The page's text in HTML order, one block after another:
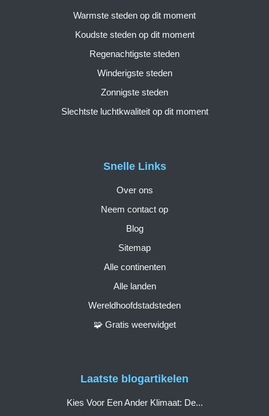
Snelle Links
Over ons
Neem contact op
Blog
Sitemap
Alle continenten
Alle landen
Wereldhoofdstadsteden
🧩 Gratis weerwidget
Warmste steden op dit moment
Koudste steden op dit moment
Regenachtigste steden
Winderigste steden
Zonnigste steden
Slechtste luchtkwaliteit op dit moment
Laatste blogartikelen
Kies Voor Een Ander Klimaat: De...